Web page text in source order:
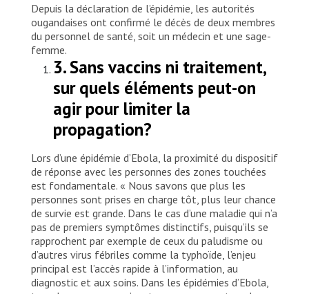
Depuis la déclaration de l’épidémie, les autorités
ougandaises ont confirmé le décès de deux membres
du personnel de santé, soit un médecin et une sage-
femme.
3. Sans vaccins ni traitement,
sur quels éléments peut-on
agir pour limiter la
propagation?
Lors d’une épidémie d’Ebola, la proximité du dispositif
de réponse avec les personnes des zones touchées
est fondamentale. « Nous savons que plus les
personnes sont prises en charge tôt, plus leur chance
de survie est grande. Dans le cas d’une maladie qui n’a
pas de premiers symptômes distinctifs, puisqu’ils se
rapprochent par exemple de ceux du paludisme ou
d’autres virus fébriles comme la typhoïde, l’enjeu
principal est l’accès rapide à l’information, au
diagnostic et aux soins. Dans les épidémies d’Ebola,